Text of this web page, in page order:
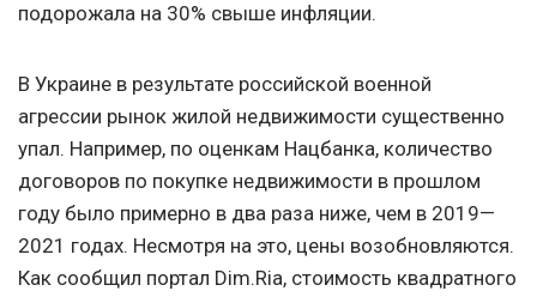
подорожала на 30% свыше инфляции.
В Украине в результате российской военной
агрессии рынок жилой недвижимости существенно
упал. Например, по оценкам Нацбанка, количество
договоров по покупке недвижимости в прошлом
году было примерно в два раза ниже, чем в 2019—
2021 годах. Несмотря на это, цены возобновляются.
Как сообщил портал Dim.Ria, стоимость квадратного